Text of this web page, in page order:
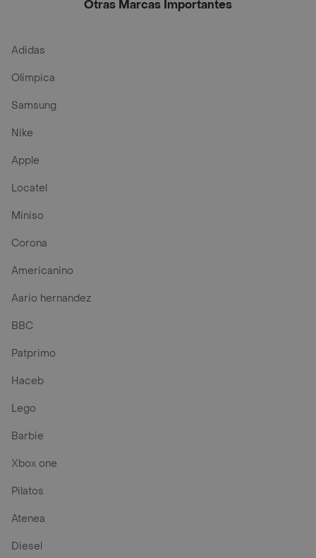
Otras Marcas Importantes
Adidas
Olimpica
Samsung
Nike
Apple
Locatel
Miniso
Corona
Americanino
Aario hernandez
BBC
Patprimo
Haceb
Lego
Barbie
Xbox one
Pilatos
Atenea
Diesel